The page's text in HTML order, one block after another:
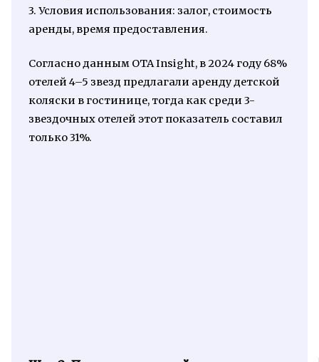
3. Условия использования: залог, стоимость
аренды, время предоставления.
Согласно данным OTA Insight, в 2024 году 68%
отелей 4–5 звезд предлагали аренду детской
коляски в гостинице, тогда как среди 3-
звездочных отелей этот показатель составил
только 31%.